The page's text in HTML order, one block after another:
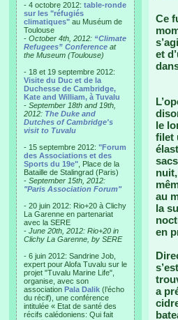
- 4 octobre 2012: table-ronde
sur les "réfugiés
climatiques" au Muséum de
Toulouse
- October 4th, 2012: “Climate
Refugees” Conference at
the Museum (Toulouse)
- 18 et 19 septembre 2012:
Visite du Duc et de la
Duchesse de Cambridge,
Kate and William, à Tuvalu
- September 18th and 19th,
2012: The Duke and
Dutches of Cambridge's
visit to Tuvalu
- 15 septembre 2012: "Forum
des Associations et des
Sports du 19e" , Place de la
Bataille de Stalingrad (Paris)
- September 15th, 2012:
"Paris Association Forum"
- 20 juin 2012: Rio+20 à Clichy
La Garenne en partenariat
avec la SERE
- June 20th, 2012: Rio+20 in
Clichy La Garenne, by SERE
- 6 juin 2012: Sandrine Job,
expert pour Alofa Tuvalu sur le
projet "Tuvalu Marine Life",
organise, avec son
association Pala Dalik (l’écho
du récif), une conférence
intitulée « Etat de santé des
récifs calédoniens: Qui fait
Ce
et
le
filet
au
la
en
a